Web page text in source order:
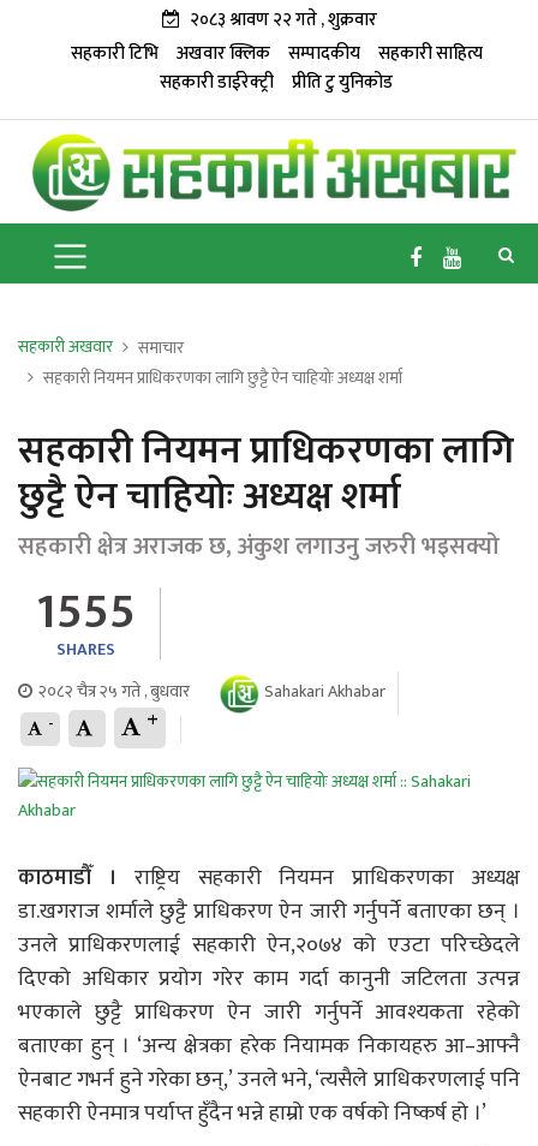
२०८३ श्रावण २२ गते , शुक्रवार
सहकारी टिभि
अखवार क्लिक सम्पादकीय
सहकारी साहित्य
सहकारी डाईरेक्ट्री प्रीति टु युनिकोड
सहकारी अखवार
समाचार
सहकारी नियमन प्राधिकरणका लागि छुट्टै ऐन चाहियोः अध्यक्ष शर्मा
सहकारी नियमन प्राधिकरणका लागि
छुट्टै ऐन चाहियोः अध्यक्ष शर्मा
सहकारी क्षेत्र अराजक छ, अंकुश लगाउनु जरुरी भइसक्यो
1555
SHARES
२०८२ चैत्र २५ गते , बुधवार
Sahakari Akhabar
- +
काठमाडौँ । राष्ट्रिय सहकारी नियमन प्राधिकरणका अध्यक्ष
डा.खगराज शर्माले छुट्टै प्राधिकरण ऐन जारी गर्नुपर्ने बताएका छन् ।
उनले प्राधिकरणलाई सहकारी ऐन,२०७४ को एउटा परिच्छेदले
दिएको अधिकार प्रयोग गरेर काम गर्दा कानुनी जटिलता उत्पन्न
भएकाले छुट्टै प्राधिकरण ऐन जारी गर्नुपर्ने आवश्यकता रहेको
बताएका हुन् । ‘अन्य क्षेत्रका हरेक नियामक निकायहरु आ–आफ्नै
ऐनबाट गभर्न हुने गरेका छन्,’ उनले भने, ‘त्यसैले प्राधिकरणलाई पनि
सहकारी ऐनमात्र पर्याप्त हुँदैन भन्ने हाम्रो एक वर्षको निष्कर्ष हो ।’